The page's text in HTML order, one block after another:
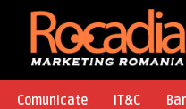
Comunicate IT&C